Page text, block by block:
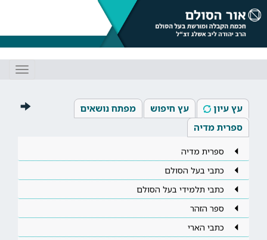
עץ עיון עץ חיפוש
מפתח נושאים
ספרית מדיה
ספרית מדיה
כתבי בעל הסולם
כתבי תלמידי בעל הסולם
ספר הזהר
כתבי הארי